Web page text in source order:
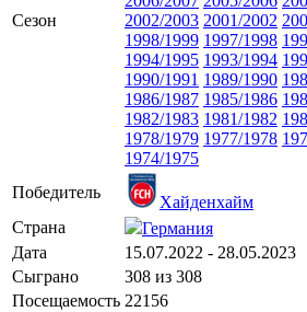
Сезон
2002/2003 2001/2002
1998/1999 1997/1998
1994/1995 1993/1994
1990/1991 1989/1990
1986/1987 1985/1986
1982/1983 1981/1982
1978/1979 1977/1978
1974/1975
Победитель
Хайденхайм
Страна
Германия
Дата
15.07.2022 - 28.05.2023
Сыграно
308 из 308
Посещаемость 22156